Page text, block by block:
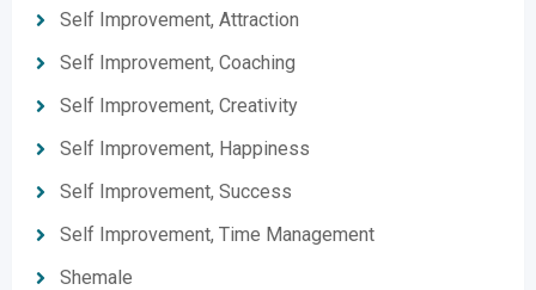
Self Improvement, Attraction
Self Improvement, Coaching
Self Improvement, Creativity
Self Improvement, Happiness
Self Improvement, Success
Self Improvement, Time Management
Shemale